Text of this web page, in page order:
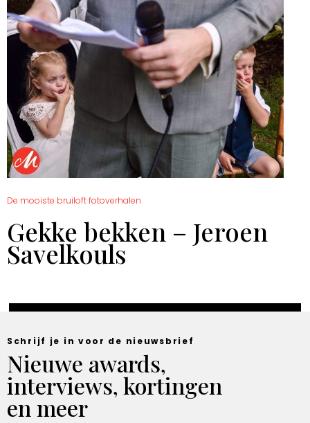
De mooiste bruiloft fotoverhalen
Gekke bekken – Jeroen
Savelkouls
Schrijf je in voor de nieuwsbrief
Nieuwe awards,
interviews, kortingen
en meer